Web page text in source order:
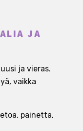
JA
ja vieras.
vaikka
painetta,